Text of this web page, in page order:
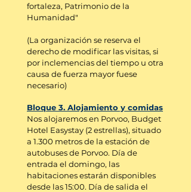
fortaleza, Patrimonio de la
Humanidad"
(La organización se reserva el
derecho de modificar las visitas, si
por inclemencias del tiempo u otra
causa de fuerza mayor fuese
necesario)
Bloque 3. Alojamiento y comidas
Nos alojaremos en Porvoo, Budget
Hotel Easystay (2 estrellas), situado
a 1.300 metros de la estación de
autobuses de Porvoo. Día de
entrada el domingo, las
habitaciones estarán disponibles
desde las 15:00. Día de salida el